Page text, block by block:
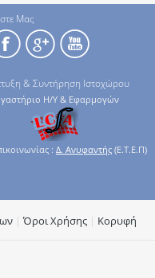
Μας
& Συντήρηση Ιστοχώρου
Η/Υ & Εφαρμογών
: Δ. Ανυφαντής (Ε.Τ.Ε.Π)
| Όροι Χρήσης| Κορυφή